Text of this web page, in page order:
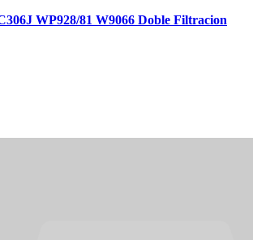
WP928/81 W9066 Doble Filtracion